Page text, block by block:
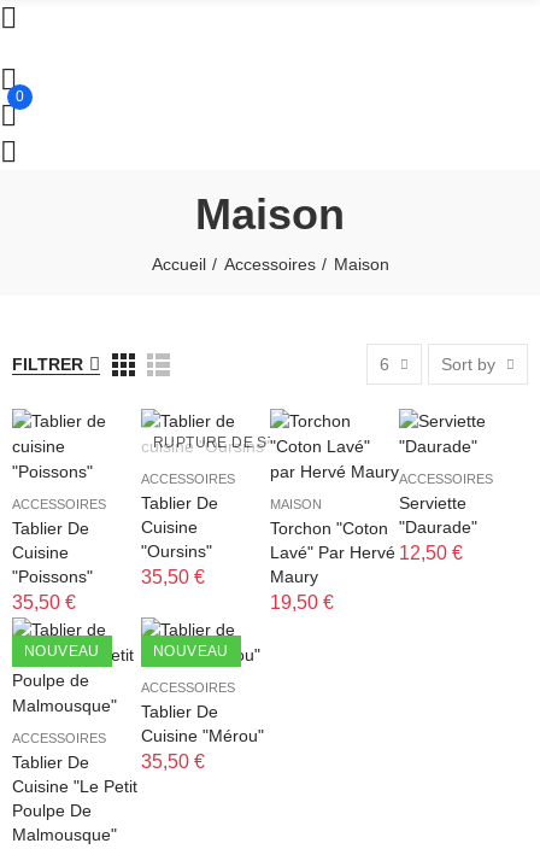
0
Maison
Accueil Accessoires Maison
FILTRER 6 Sort by
ACCESSOIRES
Tablier De
Cuisine
"Poissons"
35,50 €
RUPTURE DE STOCK
ACCESSOIRES
Tablier De
Cuisine
"Oursins"
35,50 €
MAISON
Torchon "Coton
Lavé" Par Hervé
Maury
19,50 €
ACCESSOIRES
Serviette
"Daurade"
12,50 €
NOUVEAU
ACCESSOIRES
Tablier De
Cuisine "Le Petit
Poulpe De
Malmousque"
NOUVEAU
ACCESSOIRES
Tablier De
Cuisine "Mérou"
35,50 €